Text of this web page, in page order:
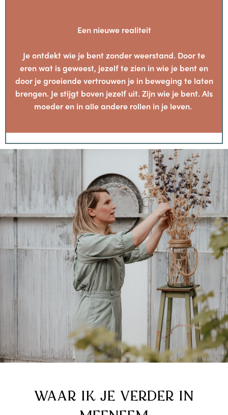
Een nieuwe realiteit
Je ontdekt wie je bent zonder weerstand. Door te
eren wat is geweest, jezelf te zien in wie je bent en
door je groeiende vertrouwen je in beweging te laten
brengen. Je stijgt boven jezelf uit. Zijn wie je bent. Als
moeder en in alle andere rollen in je leven.
WAAR IK JE VERDER IN